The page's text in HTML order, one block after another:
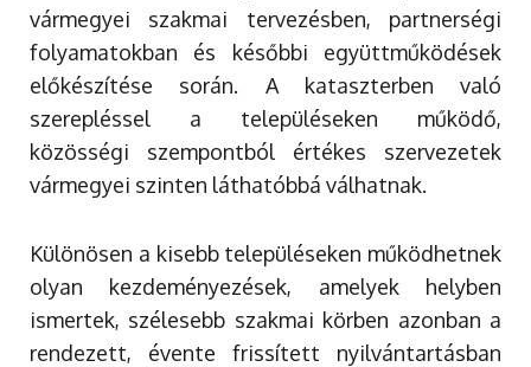
vármegyei szakmai tervezésben, partnerségi
folyamatokban és későbbi együttműködések
előkészítése során. A kataszterben való
szerepléssel a településeken működő,
közösségi szempontból értékes szervezetek
vármegyei szinten láthatóbbá válhatnak.
Különösen a kisebb településeken működhetnek
olyan kezdeményezések, amelyek helyben
ismertek, szélesebb szakmai körben azonban a
rendezett, évente frissített nyilvántartásban